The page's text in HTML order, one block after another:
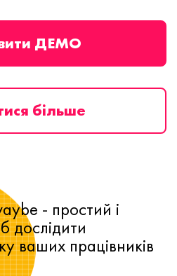
ДЕМО
більше
- простий і
дослідити
ваших працівників